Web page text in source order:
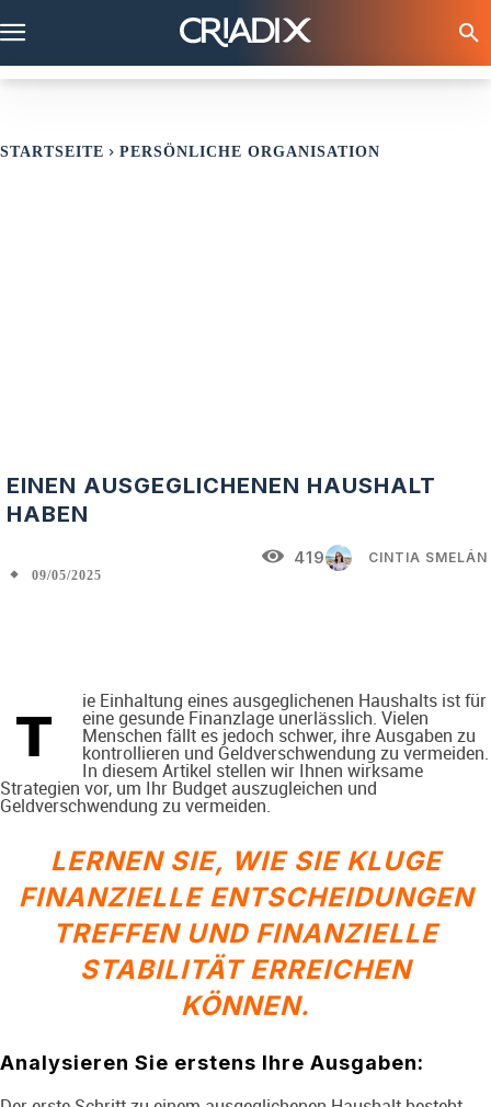
STARTSEITE PERSÖNLICHE ORGANISATION
EINEN AUSGEGLICHENEN HAUSHALT
HABEN
CINTIA SMELÁN
09/05/2025
419
T
ie Einhaltung eines ausgeglichenen Haushalts ist für
eine gesunde Finanzlage unerlässlich. Vielen
Menschen fällt es jedoch schwer, ihre Ausgaben zu
kontrollieren und Geldverschwendung zu vermeiden.
In diesem Artikel stellen wir Ihnen wirksame
Strategien vor, um Ihr Budget auszugleichen und
Geldverschwendung zu vermeiden.
LERNEN SIE, WIE SIE KLUGE
FINANZIELLE ENTSCHEIDUNGEN
TREFFEN UND FINANZIELLE
STABILITÄT ERREICHEN
KÖNNEN.
Analysieren Sie erstens Ihre Ausgaben: